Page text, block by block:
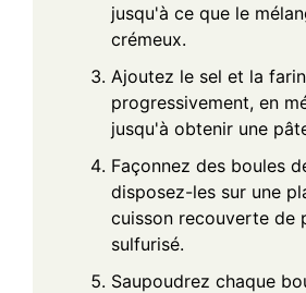
jusqu'à ce que le
crémeux.
Ajoutez le sel et la
progressivement, en
jusqu'à obtenir une
Façonnez des boules
disposez-les sur une
cuisson recouverte de
sulfurisé.
Saupoudrez chaque